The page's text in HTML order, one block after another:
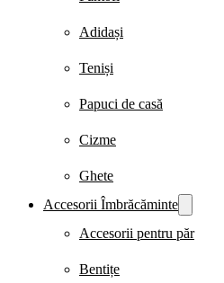
Adidași
Teniși
Papuci de casă
Cizme
Ghete
Accesorii Îmbrăcăminte
Accesorii pentru păr
Bentițe